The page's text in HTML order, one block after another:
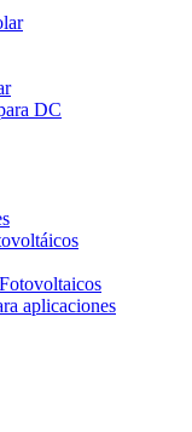
DC
aplicaciones